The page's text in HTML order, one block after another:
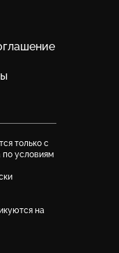
только с
по условиям
на